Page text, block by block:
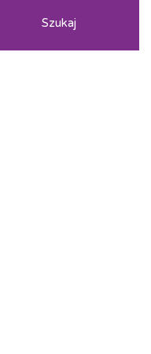
Szukaj